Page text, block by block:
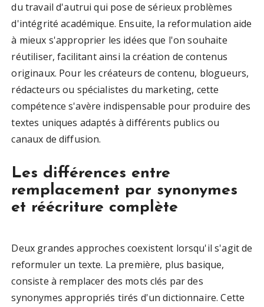
du travail d'autrui qui pose de sérieux problèmes
d'intégrité académique. Ensuite, la reformulation aide
à mieux s'approprier les idées que l'on souhaite
réutiliser, facilitant ainsi la création de contenus
originaux. Pour les créateurs de contenu, blogueurs,
rédacteurs ou spécialistes du marketing, cette
compétence s'avère indispensable pour produire des
textes uniques adaptés à différents publics ou
canaux de diffusion.
Les différences entre
remplacement par synonymes
et réécriture complète
Deux grandes approches coexistent lorsqu'il s'agit de
reformuler un texte. La première, plus basique,
consiste à remplacer des mots clés par des
synonymes appropriés tirés d'un dictionnaire. Cette